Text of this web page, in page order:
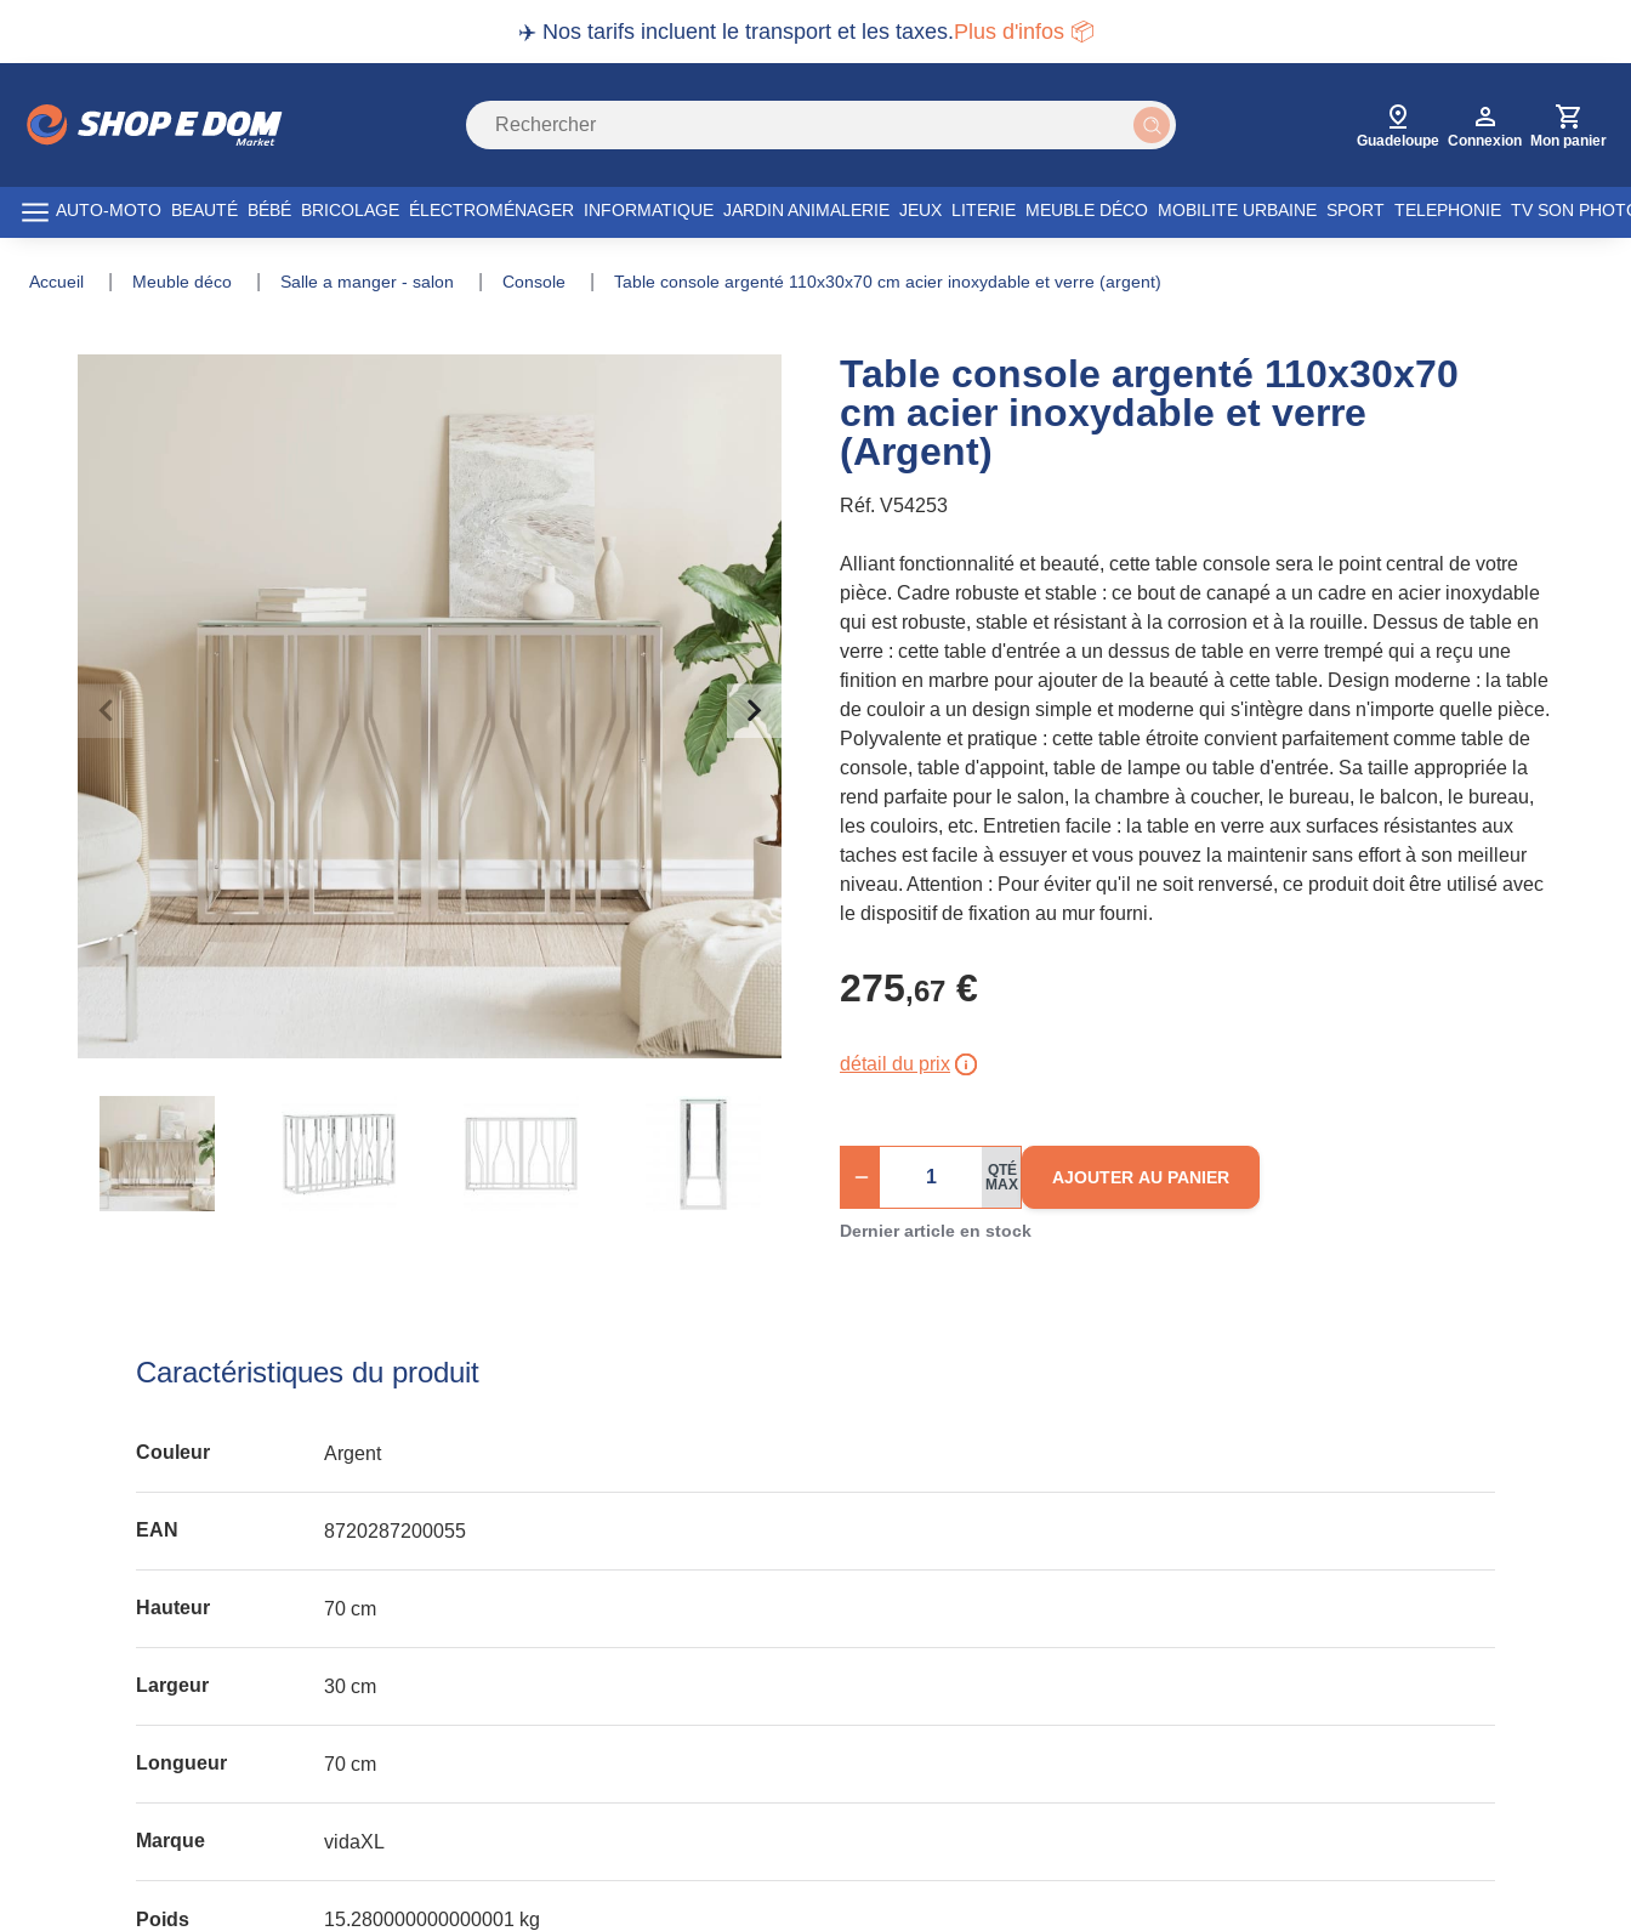
✈️ Nos tarifs incluent le transport et les taxes.Plus d'infos 📦
Guadeloupe Connexion Mon panier
AUTO-MOTO BEAUTÉ BÉBÉ BRICOLAGE ÉLECTROMÉNAGER INFORMATIQUE JARDIN ANIMALERIE JEUX LITERIE MEUBLE DÉCO MOBILITE URBAINE SPORT TELEPHONIE TV SON
accueil meuble déco salle a manger - salon console table console argenté 110x30x70 cm acier inoxydable et verre (argent)
Table console argenté 110x30x70
cm acier inoxydable et verre
(Argent)
Réf. V54253
Alliant fonctionnalité et beauté, cette table console sera le point central de votre
pièce. Cadre robuste et stable : ce bout de canapé a un cadre en acier inoxydable
qui est robuste, stable et résistant à la corrosion et à la rouille. Dessus de table en
verre : cette table d'entrée a un dessus de table en verre trempé qui a reçu une
finition en marbre pour ajouter de la beauté à cette table. Design moderne : la table
de couloir a un design simple et moderne qui s'intègre dans n'importe quelle pièce.
Polyvalente et pratique : cette table étroite convient parfaitement comme table de
console, table d'appoint, table de lampe ou table d'entrée. Sa taille appropriée la
rend parfaite pour le salon, la chambre à coucher, le bureau, le balcon, le bureau,
les couloirs, etc. Entretien facile : la table en verre aux surfaces résistantes aux
taches est facile à essuyer et vous pouvez la maintenir sans effort à son meilleur
niveau. Attention : Pour éviter qu'il ne soit renversé, ce produit doit être utilisé avec
le dispositif de fixation au mur fourni.
275,67 €
détail du prix
QTÉ
MAX
AJOUTER AU PANIER
Dernier article en stock
Caractéristiques du produit
Couleur Argent
EAN 8720287200055
Hauteur 70 cm
Largeur 30 cm
Longueur 70 cm
Marque vidaXL
Poids 15.280000000000001 kg